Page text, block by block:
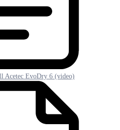
Acetec EvoDry 6 (video)